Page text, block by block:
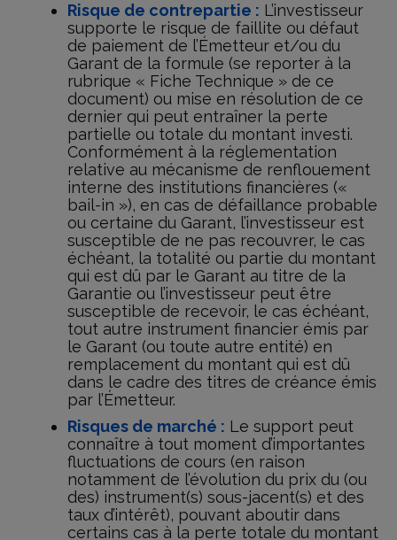
Risque de contrepartie : L’investisseur
supporte le risque de faillite ou défaut
de paiement de l’Émetteur et/ou du
Garant de la formule (se reporter à la
rubrique « Fiche Technique » de ce
document) ou mise en résolution de ce
dernier qui peut entraîner la perte
partielle ou totale du montant investi.
Conformément à la réglementation
relative au mécanisme de renflouement
interne des institutions financières («
bail-in »), en cas de défaillance probable
ou certaine du Garant, l’investisseur est
susceptible de ne pas recouvrer, le cas
échéant, la totalité ou partie du montant
qui est dû par le Garant au titre de la
Garantie ou l’investisseur peut être
susceptible de recevoir, le cas échéant,
tout autre instrument financier émis par
le Garant (ou toute autre entité) en
remplacement du montant qui est dû
dans le cadre des titres de créance émis
par l’Émetteur.
Risques de marché : Le support peut
connaître à tout moment d’importantes
fluctuations de cours (en raison
notamment de l’évolution du prix du (ou
des) instrument(s) sous-jacent(s) et des
taux d’intérêt), pouvant aboutir dans
certains cas à la perte totale du montant